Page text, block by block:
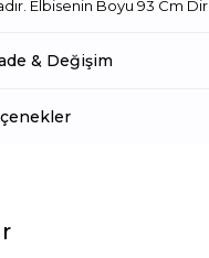
Elbisenin Boyu 93 Cm Dir.
& Değişim